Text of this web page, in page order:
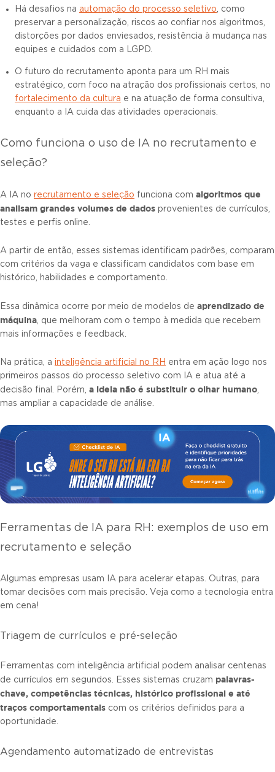
Há desafios na automação do processo seletivo, como
preservar a personalização, riscos ao confiar nos algoritmos,
distorções por dados enviesados, resistência à mudança nas
equipes e cuidados com a LGPD.
O futuro do recrutamento aponta para um RH mais
estratégico, com foco na atração dos profissionais certos, no
fortalecimento da cultura e na atuação de forma consultiva,
enquanto a IA cuida das atividades operacionais.
Como funciona o uso de IA no recrutamento e
seleção?
A IA no recrutamento e seleção funciona com algoritmos que
analisam grandes volumes de dados provenientes de currículos,
testes e perfis online.
A partir de então, esses sistemas identificam padrões, comparam
com critérios da vaga e classificam candidatos com base em
histórico, habilidades e comportamento.
Essa dinâmica ocorre por meio de modelos de aprendizado de
máquina, que melhoram com o tempo à medida que recebem
mais informações e feedback.
Na prática, a inteligência artificial no RH entra em ação logo nos
primeiros passos do processo seletivo com IA e atua até a
decisão final. Porém, a ideia não é substituir o olhar humano,
mas ampliar a capacidade de análise.
Ferramentas de IA para RH: exemplos de uso em
recrutamento e seleção
Algumas empresas usam IA para acelerar etapas. Outras, para
tomar decisões com mais precisão. Veja como a tecnologia entra
em cena!
Triagem de currículos e pré-seleção
Ferramentas com inteligência artificial podem analisar centenas
de currículos em segundos. Esses sistemas cruzam palavras-
chave, competências técnicas, histórico profissional e até
traços comportamentais com os critérios definidos para a
oportunidade.
Agendamento automatizado de entrevistas